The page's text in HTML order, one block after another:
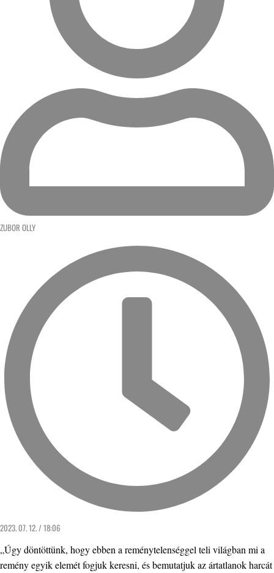
ZUBOR OLLY
2023. 07. 12. / 18:06
„Úgy döntöttünk, hogy ebben a reménytelenséggel teli világban mi a
remény egyik elemét fogjuk keresni, és bemutatjuk az ártatlanok harcát